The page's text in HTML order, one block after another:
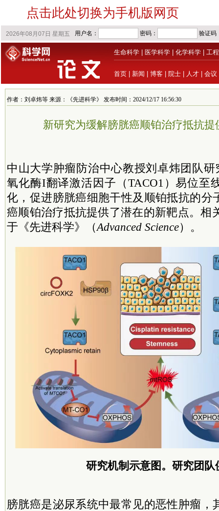
点击此处切换为手机版网页
生命科学 医学科学 化学科学 工
首页 新闻 博客 院士 人才 会议
作者：刘卓炜等 来源：《先进科学》 发布时间：2024/12/17 16:56:30
新研究为缓解膀胱癌顺铂治疗抵抗提
中山大学肿瘤防治中心教授刘卓炜团队
氧化酶I翻译激活因子（TACO1）易位至
化，促进膀胱癌细胞干性及顺铂抵抗的分
癌顺铂治疗抵抗提供了潜在的新靶点。相
于《先进科学》（Advanced Science）。
研究机制示意图。研究团队
膀胱癌是泌尿系统中最常见的恶性肿瘤，